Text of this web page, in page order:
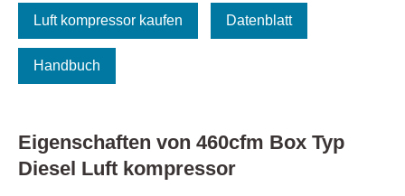
Luft kompressor kaufen Datenblatt
Handbuch
Eigenschaften von 460cfm Box Typ
Diesel Luft kompressor